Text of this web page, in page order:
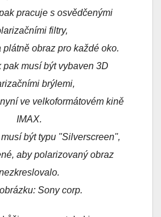
pracuje s osvědčenými
filtry,
plátně obraz pro každé oko.
pak musí být vybaven 3D
brýlemi,
ve velkoformátovém kině
IMAX.
být typu "Silverscreen",
aby polarizovaný obraz
Sony corp.